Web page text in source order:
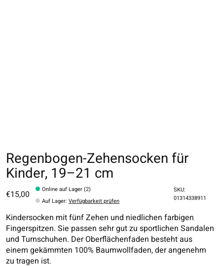
Regenbogen-Zehensocken für
Kinder, 19–21 cm
€15,00
Online auf Lager (2)
Auf Lager:Verfügbarkeit prüfen
SKU:
01314338911
Kindersocken mit fünf Zehen und niedlichen farbigen
Fingerspitzen. Sie passen sehr gut zu sportlichen Sandalen
und Turnschuhen. Der Oberflächenfaden besteht aus
einem gekämmten 100% Baumwollfaden, der angenehm
zu tragen ist.